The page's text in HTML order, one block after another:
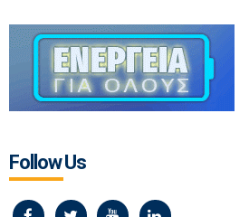
Follow Us